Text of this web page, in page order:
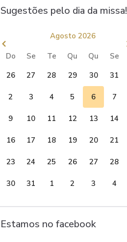
Sugestões pelo dia da missa!
Agosto 2026
Do Se Te Qu Qu Se
26
27 28 29 30 31
2 3 4 5 6 7
9 10 11 12 13 14
16 17 18 19 20 21
23 24 25 26 27 28
30 31 1 2 3 4
Estamos no facebook